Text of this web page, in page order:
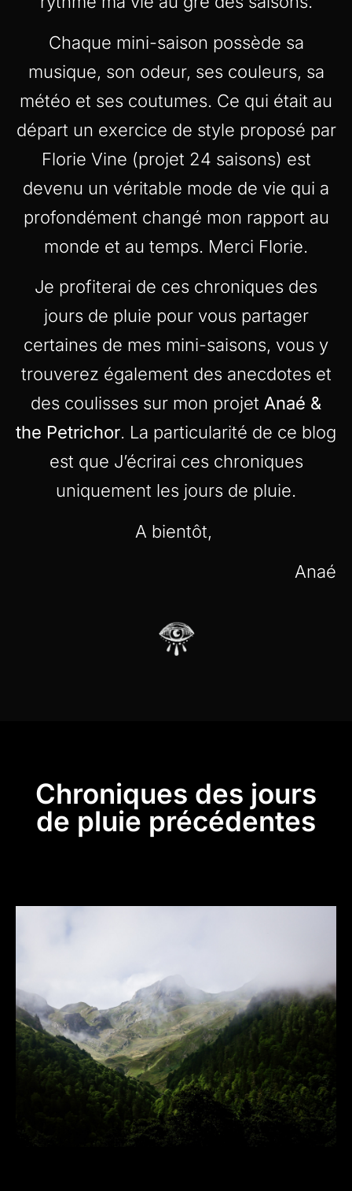
Chaque mini-saison possède sa
musique, son odeur, ses couleurs, sa
météo et ses coutumes. Ce qui était au
départ un exercice de style proposé par
Florie Vine (projet 24 saisons) est
devenu un véritable mode de vie qui a
profondément changé mon rapport au
monde et au temps. Merci Florie.
Je profiterai de ces chroniques des
jours de pluie pour vous partager
certaines de mes mini-saisons, vous y
trouverez également des anecdotes et
des coulisses sur mon projet Anaé &
the Petrichor. La particularité de ce blog
est que J’écrirai ces chroniques
uniquement les jours de pluie.
A bientôt,
Anaé
Chroniques des jours
de pluie précédentes